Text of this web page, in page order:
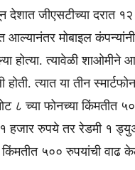
देशात जीएसटीच्या दरात
मोबाइल कंपन्यांनी
होत्या. त्यावेळी शाओमीने
होती. त्यात या तीन
८ च्या फोनच्या किंमतीत
१ हजार रुपये तर रेडमी १
किंमतीत ५०० रुपयांची वाढ